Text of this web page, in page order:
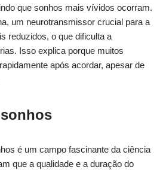
que sonhos mais vívidos ocorram.
um neurotransmissor crucial para a
reduzidos, o que dificulta a
Isso explica porque muitos
após acordar, apesar de
é um campo fascinante da ciência
que a qualidade e a duração do